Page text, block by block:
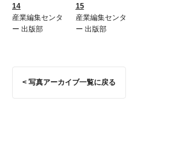
14
産業編集センタ
ー 出版部
15
産業編集センタ
ー 出版部
< 写真アーカイブ一覧に戻る